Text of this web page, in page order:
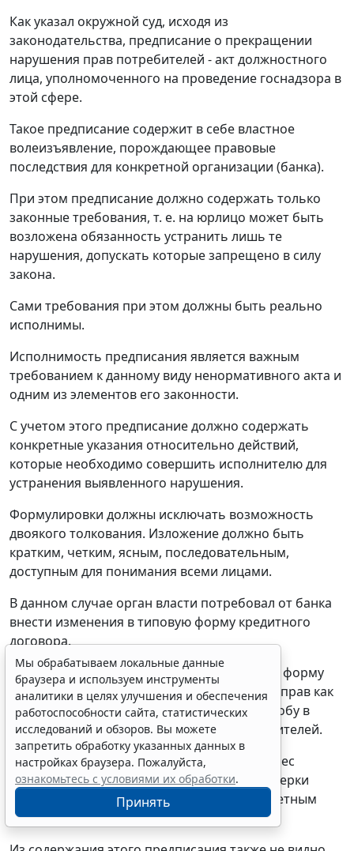
Как указал окружной суд, исходя из
законодательства, предписание о прекращении
нарушения прав потребителей - акт должностного
лица, уполномоченного на проведение госнадзора в
этой сфере.
Такое предписание содержит в себе властное
волеизъявление, порождающее правовые
последствия для конкретной организации (банка).
При этом предписание должно содержать только
законные требования, т. е. на юрлицо может быть
возложена обязанность устранить лишь те
нарушения, допускать которые запрещено в силу
закона.
Сами требования при этом должны быть реально
исполнимы.
Исполнимость предписания является важным
требованием к данному виду ненормативного акта и
одним из элементов его законности.
С учетом этого предписание должно содержать
конкретные указания относительно действий,
которые необходимо совершить исполнителю для
устранения выявленного нарушения.
Формулировки должны исключать возможность
двоякого толкования. Изложение должно быть
кратким, четким, ясным, последовательным,
доступным для понимания всеми лицами.
В данном случае орган власти потребовал от банка
внести изменения в типовую форму кредитного
договора.
Внесение изменений в названную типовую форму
позволит в т. ч. устранить факт нарушения прав как
конкретного лица, которое направило жалобу в
Роспотребнадзор, так и остальных потребителей.
Вместе с тем административный орган вынес
подобное предписание на основании проверки
лишь одного кредитного договора с конкретным
потребителем.
Мы обрабатываем локальные данные
браузера и используем инструменты
аналитики в целях улучшения и обеспечения
работоспособности сайта, статистических
исследований и обзоров. Вы можете
запретить обработку указанных данных в
настройках браузера. Пожалуйста,
ознакомьтесь с условиями их обработки.
Принять